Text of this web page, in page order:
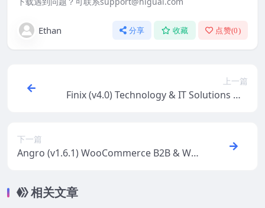
Ethan 分享 收藏 点赞(0)
上一篇
Finix (v4.0) Technology & IT Solutions Wo
下一篇
Angro (v1.6.1) WooCommerce B2B & Wh
相关文章